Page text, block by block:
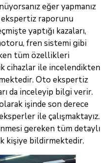
eğer yapmanız
raporunu
yaptığı kazaları,
fren sistemi gibi
tüm özellikleri
cihazlar ile incelendikten
Oto ekspertiz
da inceleyip bilgi verir.
işinde son derece
ile çalışmaktayız.
gereken tüm detaylı
kişiye bildirmektedir.